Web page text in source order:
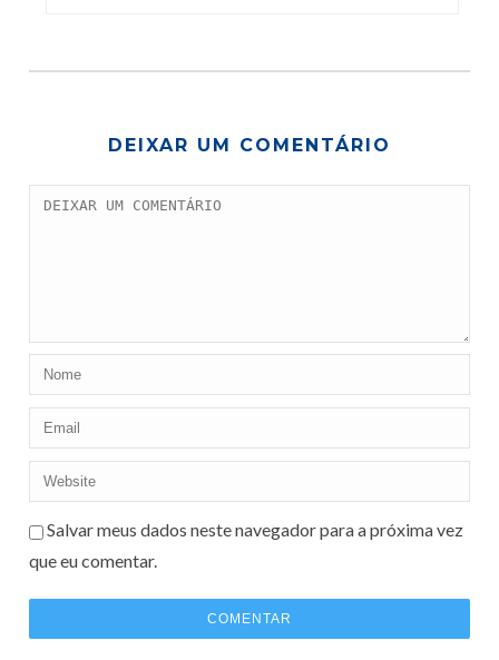
DEIXAR UM COMENTÁRIO
Salvar meus dados neste navegador para a próxima vez
que eu comentar.